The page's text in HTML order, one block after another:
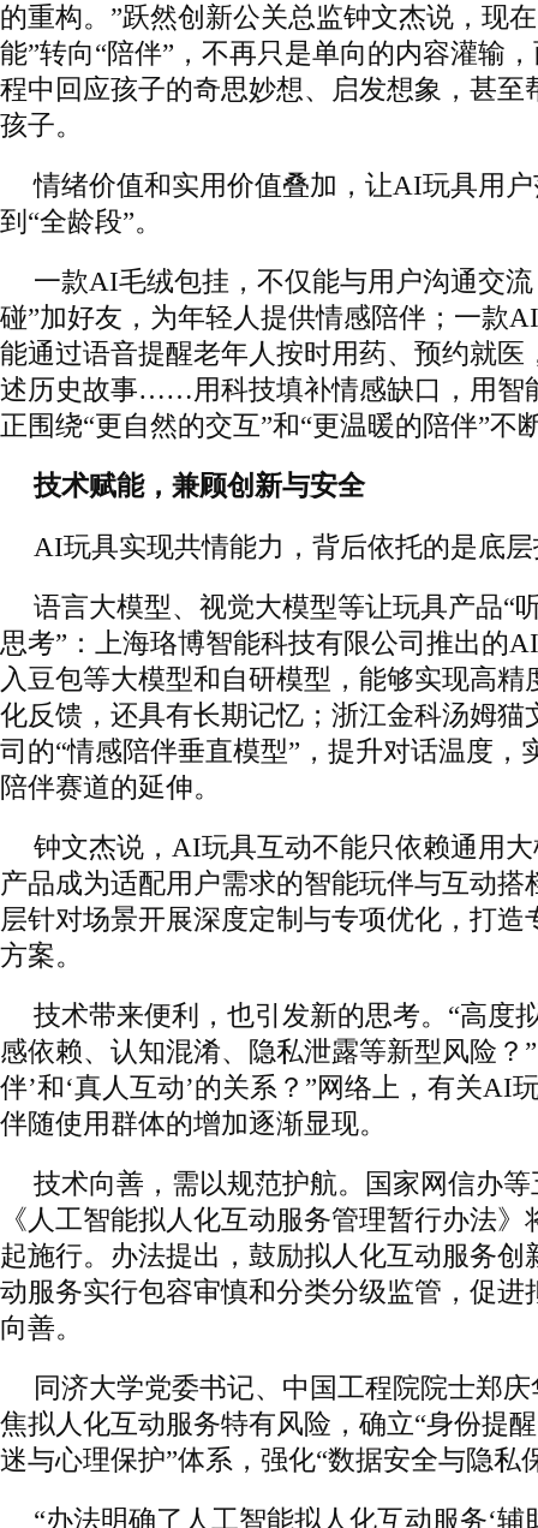
的重构。”跃然创新公关总监钟文杰说，现
能”转向“陪伴”，不再只是单向的内容灌输
程中回应孩子的奇思妙想、启发想象，甚至
孩子。
情绪价值和实用价值叠加，让AI玩具用
到“全龄段”。
一款AI毛绒包挂，不仅能与用户沟通交
碰”加好友，为年轻人提供情感陪伴；一款
能通过语音提醒老年人按时用药、预约就医
述历史故事……用科技填补情感缺口，用智
正围绕“更自然的交互”和“更温暖的陪伴”不
技术赋能，兼顾创新与安全
AI玩具实现共情能力，背后依托的是底
语言大模型、视觉大模型等让玩具产品“
思考”：上海珞博智能科技有限公司推出的
入豆包等大模型和自研模型，能够实现高精
化反馈，还具有长期记忆；浙江金科汤姆猫
司的“情感陪伴垂直模型”，提升对话温度，
陪伴赛道的延伸。
钟文杰说，AI玩具互动不能只依赖通用
产品成为适配用户需求的智能玩伴与互动搭
层针对场景开展深度定制与专项优化，打造
方案。
技术带来便利，也引发新的思考。“高度
感依赖、认知混淆、隐私泄露等新型风险？
伴’和‘真人互动’的关系？”网络上，有关AI
伴随使用群体的增加逐渐显现。
技术向善，需以规范护航。国家网信办
《人工智能拟人化互动服务管理暂行办法》
起施行。办法提出，鼓励拟人化互动服务创
动服务实行包容审慎和分类分级监管，促进
向善。
同济大学党委书记、中国工程院院士郑
焦拟人化互动服务特有风险，确立“身份提
迷与心理保护”体系，强化“数据安全与隐私
“办法明确了人工智能拟人化互动服务‘辅